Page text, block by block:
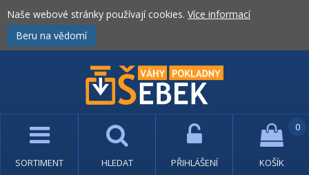
Naše webové stránky používají cookies. Více informací
Beru na vědomí
SORTIMENT HLEDAT PŘIHLÁŠENÍ KOŠÍK
0